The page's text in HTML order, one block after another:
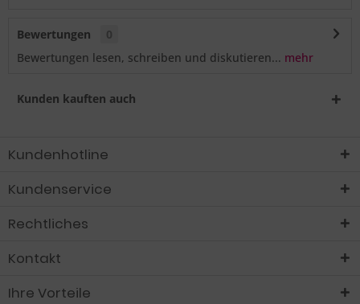
Bewertungen
0
Bewertungen lesen, schreiben und diskutieren... mehr
Kunden kauften auch
Kundenhotline
Kundenservice
Rechtliches
Kontakt
Ihre Vorteile